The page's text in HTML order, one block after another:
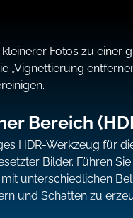
Fotos zu einer
„Vignettierung
Bereich
HDR-Werkzeug für
Bilder. Führen
unterschiedlichen
und Schatten zu